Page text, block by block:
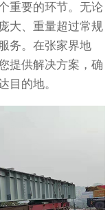
要的环节。无论
大、重量超过常规
务。在张家界地
提供解决方案，确
目的地。